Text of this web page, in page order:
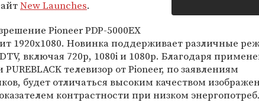
New Launches.
Pioneer PDP-5000EX
1920х1080. Новинка поддерживает различные
включая 720p, 1080i и 1080p. Благодаря
PUREBLACK телевизор от Pioneer, по заявлениям
будет отличаться высоким качеством
контрастности при низком